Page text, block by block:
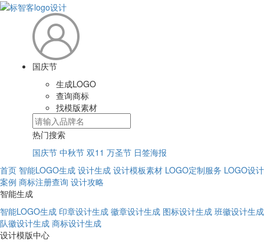
国庆节
生成LOGO
查询商标
找模版素材
热门搜索
国庆节 中秋节 双11 万圣节 日签海报
首页 智能LOGO生成 设计生成 设计模板素材 LOGO定制服务 LOGO设计
案例 商标注册查询 设计攻略
智能生成
智能LOGO生成 印章设计生成 徽章设计生成 图标设计生成 班徽设计生成
队徽设计生成 商标设计生成
设计模版中心